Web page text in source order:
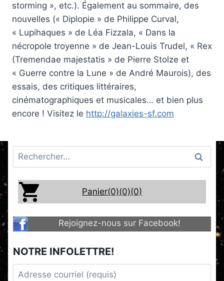
storming », etc.). Également au sommaire, des
nouvelles (« Diplopie » de Philippe Curval,
« Lupihaques » de Léa Fizzala, « Dans la
nécropole troyenne » de Jean-Louis Trudel, « Rex
(Tremendae majestatis » de Pierre Stolze et
« Guerre contre la Lune » de André Maurois), des
essais, des critiques littéraires,
cinématographiques et musicales… et bien plus
encore ! Visitez le http://galaxies-sf.com
Rechercher :
Panier(0)(0)(0)
Rejoignez-nous sur Facebook!
NOTRE INFOLETTRE!